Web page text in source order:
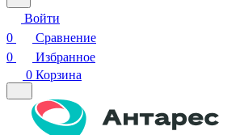
Войти
0
Сравнение
0
Избранное
0 Корзина